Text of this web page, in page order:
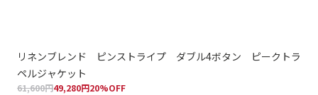
リネンブレンド ピンストライプ ダブル4ボタン ピークトラ
ペルジャケット
61,600円49,280円20%OFF